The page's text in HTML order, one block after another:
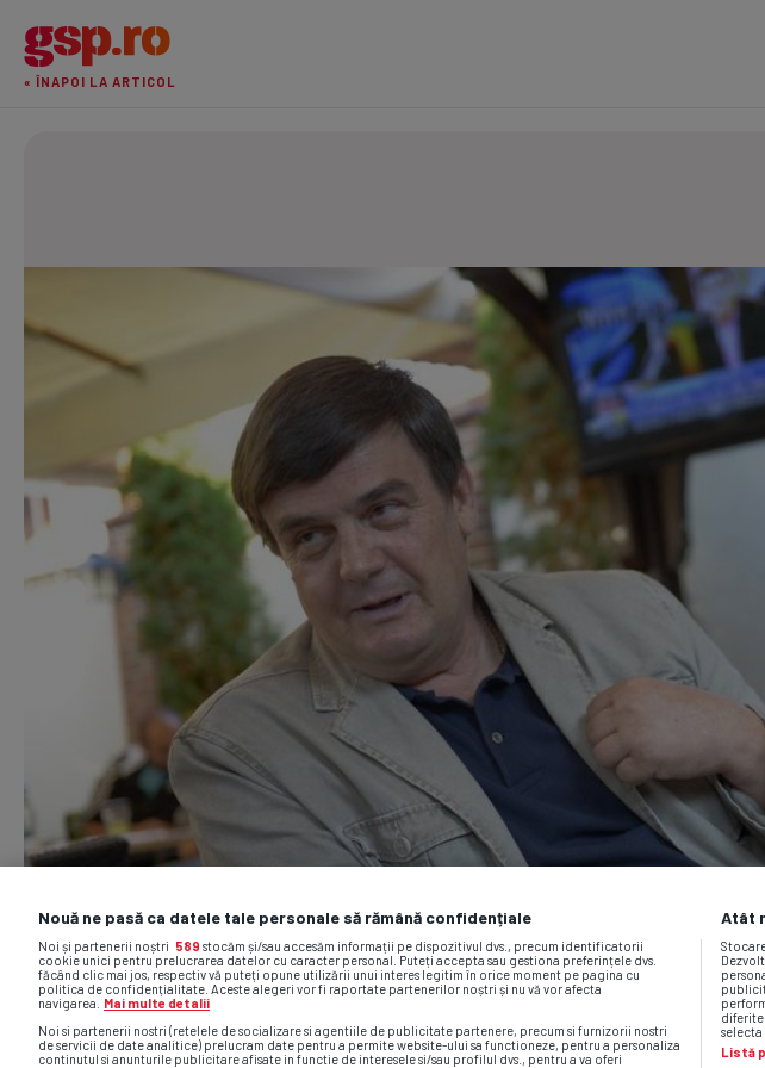
« ÎNAPOI LA ARTICOL
Nouă ne pasă ca datele tale personale să rămână confidențiale
Noi și partenerii noștri 589 stocăm și/sau accesăm informații pe dispozitivul dvs., precum identificatorii
cookie unici pentru prelucrarea datelor cu caracter personal. Puteți accepta sau gestiona preferințele dvs.
făcând clic mai jos, respectiv vă puteți opune utilizării unui interes legitim în orice moment pe pagina cu
politica de confidențialitate. Aceste alegeri vor fi raportate partenerilor noștri și nu vă vor afecta
navigarea.
Mai multe detalii
Noi si partenerii nostri (retelele de socializare si agentiile de publicitate partenere, precum si furnizorii nostri
de servicii de date analitice) prelucram date pentru a permite website-ului sa functioneze, pentru a personaliza
continutul si anunturile publicitare afisate in functie de interesele si/sau profilul dvs., pentru a va oferi
Atât
Listă